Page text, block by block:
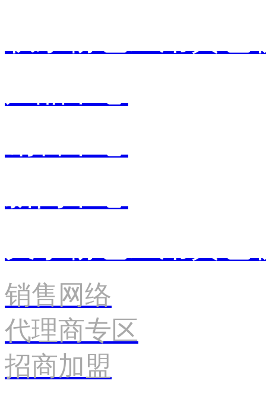
销售网络
代理商专区
招商加盟